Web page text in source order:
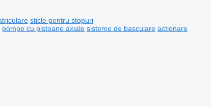
sticle pentru stopuri
pompe cu pistoane axiale sisteme de basculare actionare